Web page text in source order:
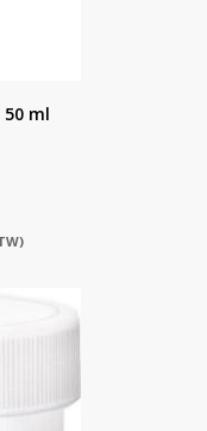
ml